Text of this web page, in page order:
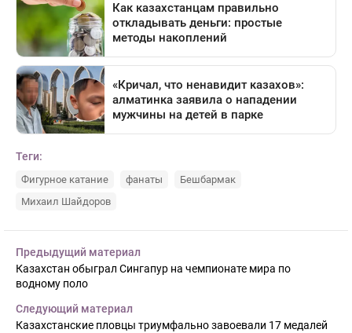
Теги:
Фигурное катание фанаты
Бешбармак
Михаил Шайдоров
Предыдущий материал
Казахстан обыграл Сингапур на чемпионате мира по
водному поло
Следующий материал
Казахстанские пловцы триумфально завоевали 17 медалей